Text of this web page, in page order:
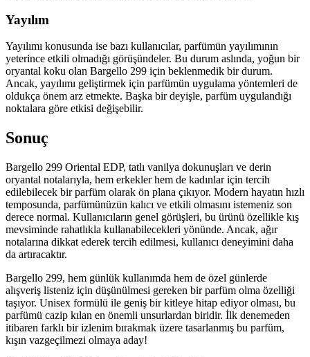
Yayılım
Yayılımı konusunda ise bazı kullanıcılar, parfümün yayılımının
yeterince etkili olmadığı görüşündeler. Bu durum aslında, yoğun bir
oryantal koku olan Bargello 299 için beklenmedik bir durum.
Ancak, yayılımı geliştirmek için parfümün uygulama yöntemleri de
oldukça önem arz etmekte. Başka bir deyişle, parfüm uygulandığı
noktalara göre etkisi değişebilir.
Sonuç
Bargello 299 Oriental EDP, tatlı vanilya dokunuşları ve derin
oryantal notalarıyla, hem erkekler hem de kadınlar için tercih
edilebilecek bir parfüm olarak ön plana çıkıyor. Modern hayatın hızlı
temposunda, parfümünüzün kalıcı ve etkili olmasını istemeniz son
derece normal. Kullanıcıların genel görüşleri, bu ürünü özellikle kış
mevsiminde rahatlıkla kullanabilecekleri yönünde. Ancak, ağır
notalarına dikkat ederek tercih edilmesi, kullanıcı deneyimini daha
da artıracaktır.
Bargello 299, hem günlük kullanımda hem de özel günlerde
alışveriş listeniz için düşünülmesi gereken bir parfüm olma özelliği
taşıyor. Unisex formülü ile geniş bir kitleye hitap ediyor olması, bu
parfümü cazip kılan en önemli unsurlardan biridir. İlk denemeden
itibaren farklı bir izlenim bırakmak üzere tasarlanmış bu parfüm,
kışın vazgeçilmezi olmaya aday!